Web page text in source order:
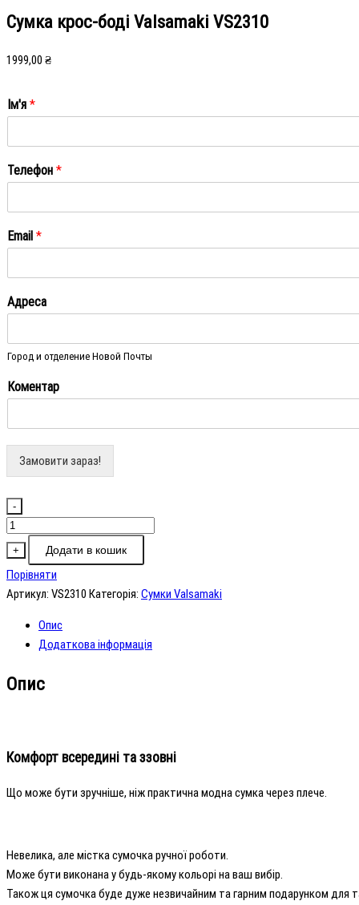
Сумка крос-боді Valsamaki VS2310
1999,00 ₴
Ім'я *
Телефон *
Email *
Адреса
Город и отделение Новой Почты
Коментар
Замовити зараз!
-
Сумка
крос-
боді
Valsamaki
VS2310
кількість
+ Додати в кошик
Порівняти
Артикул: VS2310 Категорія: Сумки Valsamaki
Опис
Додаткова інформація
Опис
Комфорт всередині та ззовні
Що може бути зручніше, ніж практична модна сумка через плече.
Невелика, але містка сумочка ручної роботи.
Може бути виконана у будь-якому кольорі на ваш вибір.
Також ця сумочка буде дуже незвичайним та гарним подарунком для